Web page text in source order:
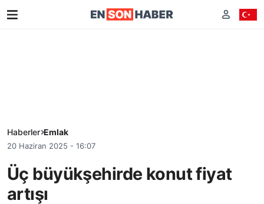
Haberler Emlak
20 Haziran 2025 - 16:07
Üç büyükşehirde konut fiyat
artışı